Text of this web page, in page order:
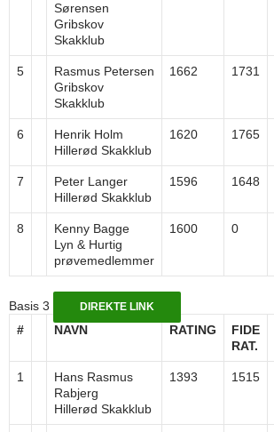
Sørensen
Gribskov
Skakklub
5
Rasmus Petersen
Gribskov
Skakklub
1662 1731
6
Henrik Holm
Hillerød Skakklub
1620 1765
7
Peter Langer
Hillerød Skakklub
1596 1648
8
Kenny Bagge
Lyn & Hurtig
prøvemedlemmer
1600 0
Basis 3 DIREKTE LINK
# NAVN RATING
FIDE
RAT.
1
Hans Rasmus
Rabjerg
Hillerød Skakklub
1393 1515